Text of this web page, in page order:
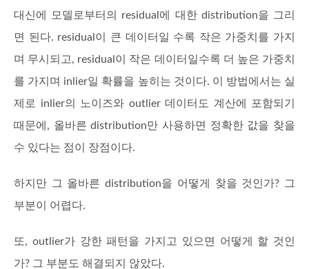
대신에 모델로부터의 residual에 대한 distribution을 그리
면 된다. residual이 큰 데이터일 수록 작은 가중치를 가지
며 무시되고, residual이 작은 데이터일수록 더 높은 가중치
를 가지며 inlier일 확률을 높히는 것이다. 이 방법에서는 실
제로 inlier의 노이즈와 outlier 데이터도 계산에 포함되기
때문에, 올바른 distribution만 사용하면 정확한 값을 찾을
수 있다는 점이 장점이다.
하지만 그 올바른 distribution을 어떻게 찾을 것인가? 그
부분이 어렵다.
또, outlier가 강한 패턴을 가지고 있으면 어떻게 할 것인
가? 그 부분도 해결되지 않았다.